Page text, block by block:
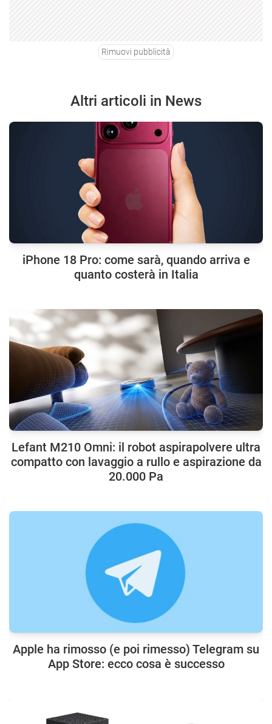
Rimuovi pubblicità
Altri articoli in News
iPhone 18 Pro: come sarà, quando arriva e
quanto costerà in Italia
Lefant M210 Omni: il robot aspirapolvere ultra
compatto con lavaggio a rullo e aspirazione da
20.000 Pa
Apple ha rimosso (e poi rimesso) Telegram su
App Store: ecco cosa è successo